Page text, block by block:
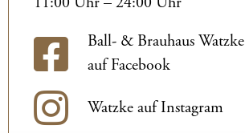
Ball- & Brauhaus Watzke
auf Facebook
Watzke auf Instagram